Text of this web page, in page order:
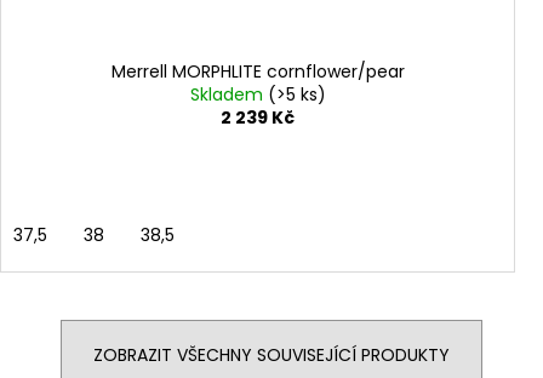
Merrell MORPHLITE cornflower/pear
Skladem (>5 ks)
2 239 Kč
37,5 38 38,5
ZOBRAZIT VŠECHNY SOUVISEJÍCÍ PRODUKTY